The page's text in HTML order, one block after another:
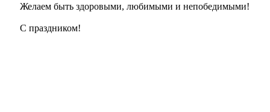
Желаем быть здоровыми, любимыми и непобедимыми!
С праздником!